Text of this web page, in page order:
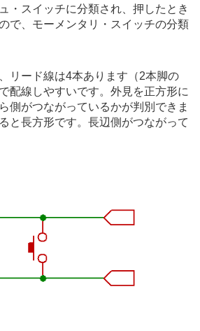
・スイッチに分類され、押したとき
で、モーメンタリ・スイッチの分類
リード線は4本あります（2本脚の
配線しやすいです。外見を正方形に
側がつながっているかが判別できま
と長方形です。長辺側がつながって